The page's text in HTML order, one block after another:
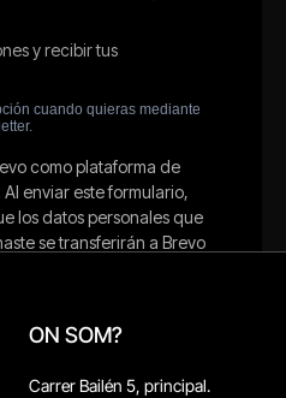
ON SOM?
Carrer Bailén 5, principal.